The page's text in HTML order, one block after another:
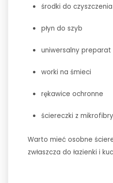
środki do czyszczenia
płyn do szyb
uniwersalny preparat
worki na śmieci
rękawice ochronne
ściereczki z mikrofibry
Warto mieć osobne
zwłaszcza do łazienki i